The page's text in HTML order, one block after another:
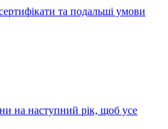
та подальші умови
на наступний рік, щоб усе